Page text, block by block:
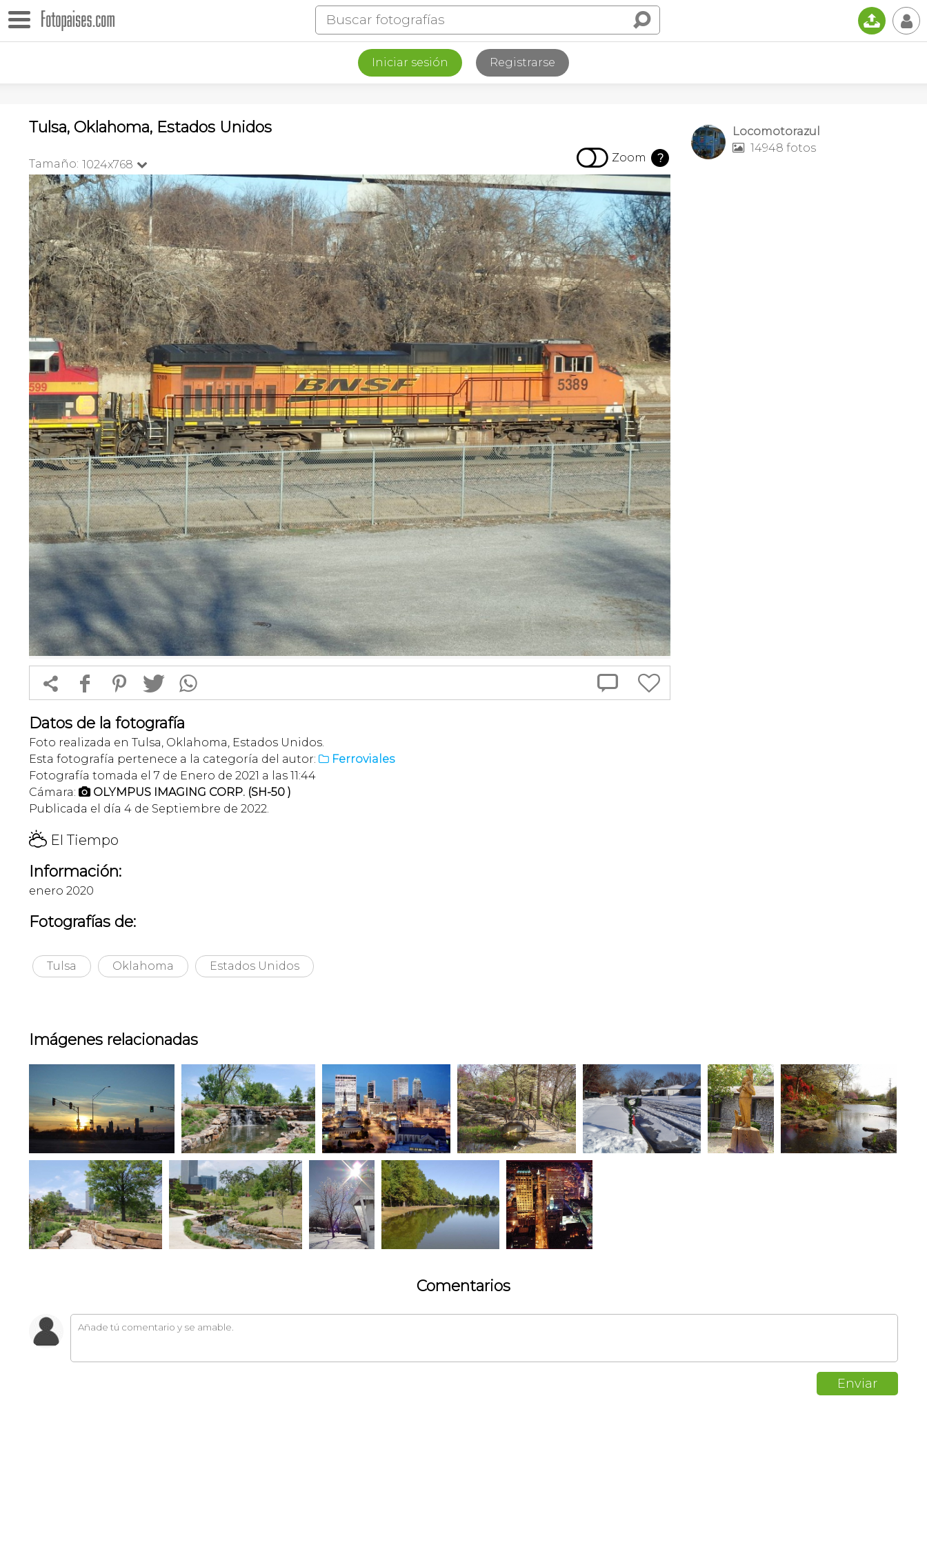
📤 👤
Iniciar sesión Registrarse
Tulsa, Oklahoma, Estados Unidos
Tamaño: 1024x768   Zoom ?
 f 1 T  
Datos de la fotografía
Foto realizada en Tulsa, Oklahoma, Estados Unidos.
Esta fotografía pertenece a la categoría del autor:  Ferroviales
Fotografía tomada el 7 de Enero de 2021 a las 11:44
Cámara:  OLYMPUS IMAGING CORP. (SH-50 )
Publicada el día 4 de Septiembre de 2022.
H El Tiempo
Información:
enero 2020
Fotografías de:
Tulsa Oklahoma Estados Unidos
Locomotorazul
 14948 fotos
Imágenes relacionadas
Comentarios